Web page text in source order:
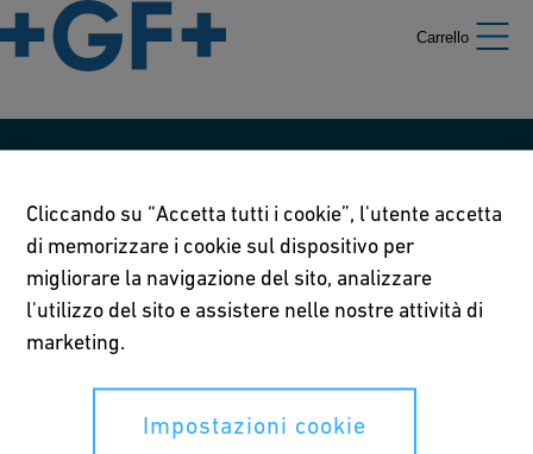
Carrello
Termini di utilizzo
Informativa sulla privacy
Impostazioni cookie
I tuoi diritti
Cliccando su “Accetta tutti i cookie”, l'utente accetta
di memorizzare i cookie sul dispositivo per
migliorare la navigazione del sito, analizzare
l'utilizzo del sito e assistere nelle nostre attività di
marketing.
Impostazioni cookie